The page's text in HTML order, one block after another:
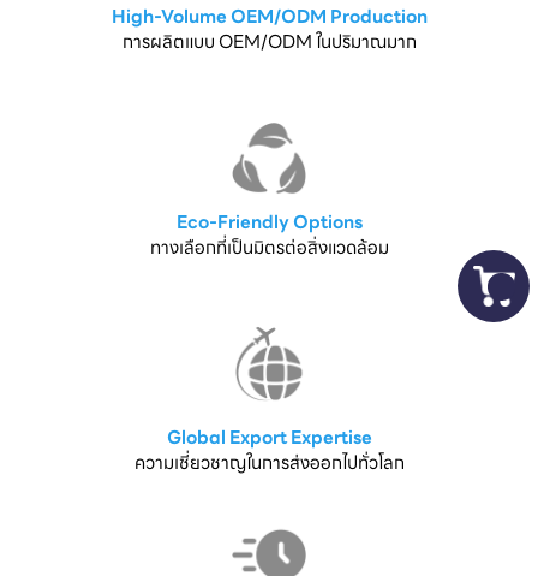
High-Volume OEM/ODM Production
การผลิตแบบ OEM/ODM ในปริมาณมาก
Eco-Friendly Options
ทางเลือกที่เป็นมิตรต่อสิ่งแวดล้อม
Global Export Expertise
ความเชี่ยวชาญในการส่งออกไปทั่วโลก